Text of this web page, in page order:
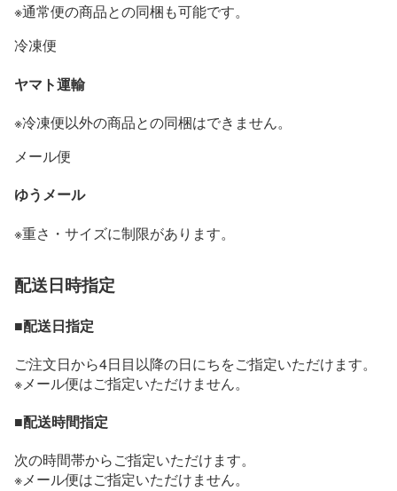
※通常便の商品との同梱も可能です。
冷凍便
ヤマト運輸
※冷凍便以外の商品との同梱はできません。
メール便
ゆうメール
※重さ・サイズに制限があります。
配送日時指定
■配送日指定
ご注文日から4日目以降の日にちをご指定いただけます。
※メール便はご指定いただけません。
■配送時間指定
次の時間帯からご指定いただけます。
※メール便はご指定いただけません。